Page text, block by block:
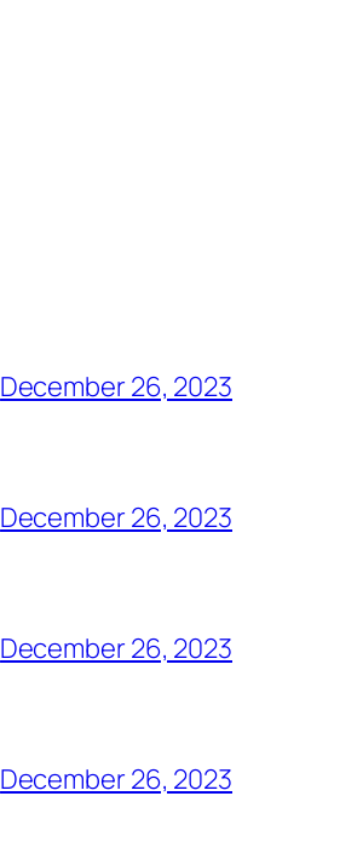
December 26, 2023
December 26, 2023
December 26, 2023
December 26, 2023